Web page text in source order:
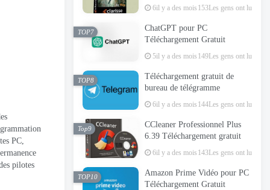
PC,
pilotes
6il y a des mois 153Les gens ont lu
ChatGPT pour PC
Téléchargement Gratuit
5il y a des mois 149Les gens ont lu
TOP7
Téléchargement gratuit de
bureau de télégramme
6il y a des mois 144Les gens ont lu
TOP8
CCleaner Professionnel Plus
6.39 Téléchargement gratuit
6il y a des mois 143Les gens ont lu
Top9
Amazon Prime Vidéo pour PC
Téléchargement Gratuit
TOP10